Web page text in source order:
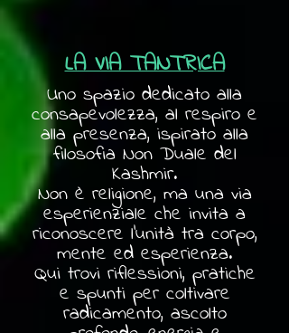
LA VIA TANTRICA
Uno spazio dedicato alla
consapevolezza, al respiro e
alla presenza, ispirato alla
filosofia Non Duale del
Kashmir.
Non è religione, ma una via
esperienziale che invita a
riconoscere l'unità tra corpo,
mente ed esperienza.
Qui trovi riflessioni, pratiche
e spunti per coltivare
radicamento, ascolto